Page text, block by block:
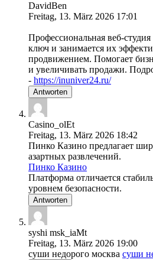
DavidBen
Freitag, 13. März 2026 17:01
Профессиональная веб-
ключ и занимается их
продвижением. Помогает
и увеличивать продажи.
- https://inuniver24.ru/
Antworten
Casino_olEt
Freitag, 13. März 2026 18:42
Пинко Казино предлагает
азартных развлечений.
Пинко Казино
Платформа отличается
уровнем безопасности.
Antworten
syshi msk_iaMt
Freitag, 13. März 2026 19:00
суши недорого москва суши